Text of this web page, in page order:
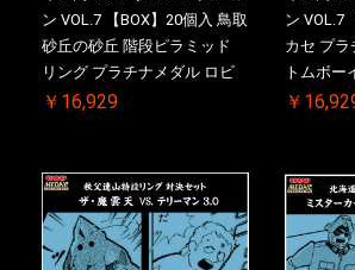
ン VOL.7 【BOX】20個入 鳥取
砂丘の砂丘 階段ピラミッド
リング プラチナメダル ロビ
ンマスク VS.ネメシス 【初回
2026/10/30 一斉出荷予定
￥16,929
ン VOL.7
カセ プ
トムボー
ニー ケ
一斉出荷
￥